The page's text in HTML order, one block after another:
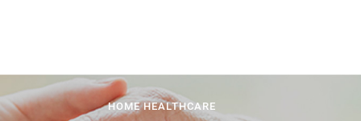
HOME HEALTHCARE